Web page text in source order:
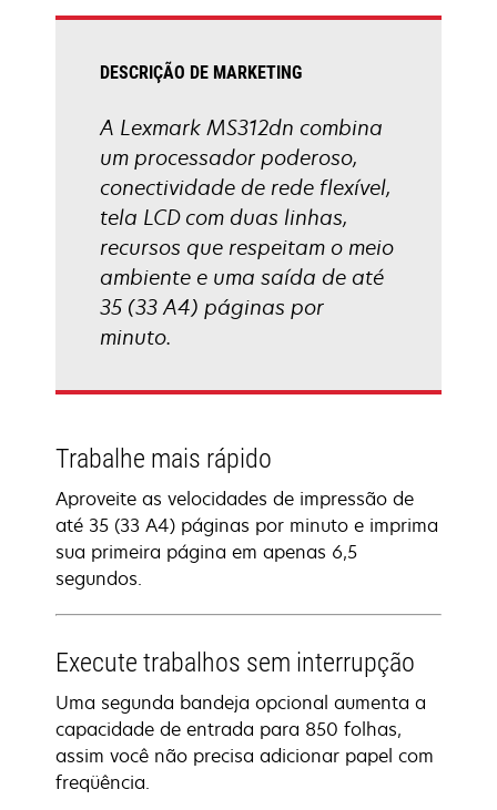
guia
DESCRIÇÃO DE MARKETING
A Lexmark MS312dn combina
um processador poderoso,
conectividade de rede flexível,
tela LCD com duas linhas,
recursos que respeitam o meio
ambiente e uma saída de até
35 (33 A4) páginas por
minuto.
Trabalhe mais rápido
Aproveite as velocidades de impressão de
até 35 (33 A4) páginas por minuto e imprima
sua primeira página em apenas 6,5
segundos.
Execute trabalhos sem interrupção
Uma segunda bandeja opcional aumenta a
capacidade de entrada para 850 folhas,
assim você não precisa adicionar papel com
freqüência.